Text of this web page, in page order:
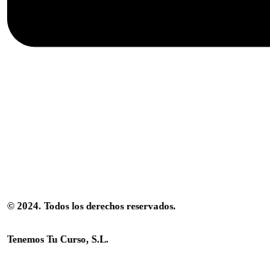
© 2024. Todos los derechos reservados.
Tenemos Tu Curso, S.L.